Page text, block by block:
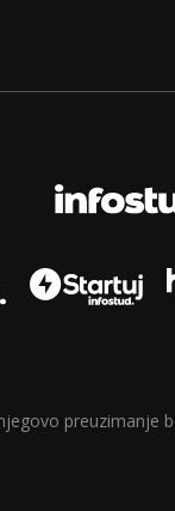
preuzimanje